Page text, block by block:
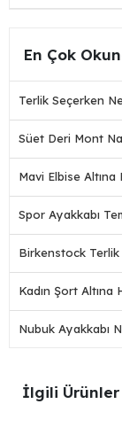
En Çok
Terlik Seçerken
Süet Deri Mont
Mavi Elbise
Spor Ayakkabı
Birkenstock
Kadın Şort Altına
Nubuk Ayakkabı
İlgili Ürünler